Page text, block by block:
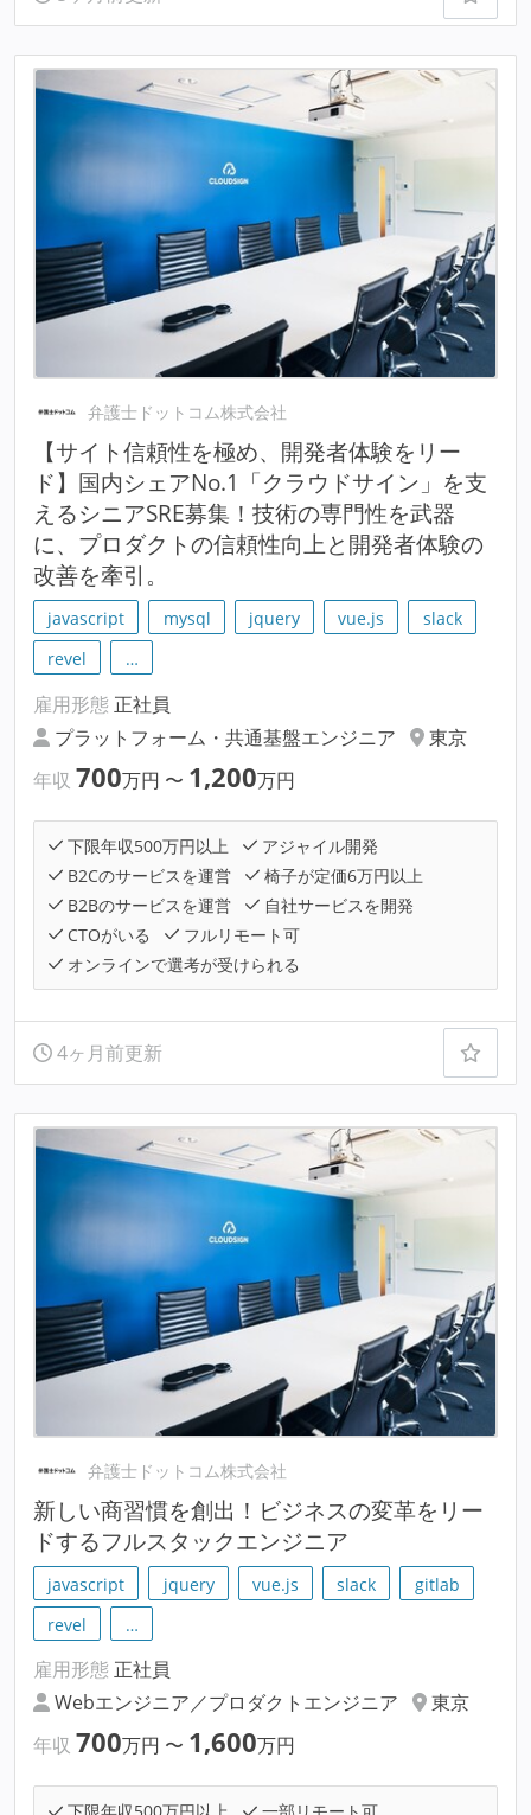
弁護士ドットコム株式会社
【サイト信頼性を極め、開発者体験をリー
ド】国内シェアNo.1「クラウドサイン」を支
えるシニアSRE募集！技術の専門性を武器
に、プロダクトの信頼性向上と開発者体験の
改善を牽引。
javascript mysql jquery vue.js
slack
revel
…
雇用形態 正社員
プラットフォーム・共通基盤エンジニア
東京
年収 700万円 〜 1,200万円
下限年収500万円以上
アジャイル開発
B2Cのサービスを運営
椅子が定価6万円以上
B2Bのサービスを運営
自社サービスを開発
CTOがいる
フルリモート可
オンラインで選考が受けられる
4ヶ月前更新
弁護士ドットコム株式会社
新しい商習慣を創出！ビジネスの変革をリー
ドするフルスタックエンジニア
javascript jquery vue.js slack
gitlab
revel
…
雇用形態 正社員
Webエンジニア／プロダクトエンジニア
東京
年収 700万円 〜 1,600万円